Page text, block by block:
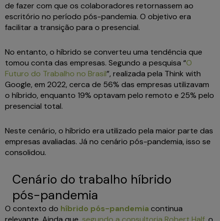
de fazer com que os colaboradores retornassem ao
escritório no período pós-pandemia. O objetivo era
facilitar a transição para o presencial.
No entanto, o híbrido se converteu uma tendência que
tomou conta das empresas. Segundo a pesquisa “O
Futuro do Trabalho no Brasil”, realizada pela Think with
Google, em 2022, cerca de 56% das empresas utilizavam
o híbrido, enquanto 19% optavam pelo remoto e 25% pelo
presencial total.
Neste cenário, o híbrido era utilizado pela maior parte das
empresas avaliadas. Já no cenário pós-pandemia, isso se
consolidou.
Cenário do trabalho híbrido
pós-pandemia
O contexto do híbrido pós-pandemiacontinua